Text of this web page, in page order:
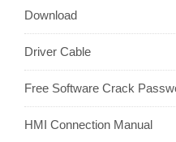
Download
Driver Cable
Free Software Crack
HMI Connection Manual